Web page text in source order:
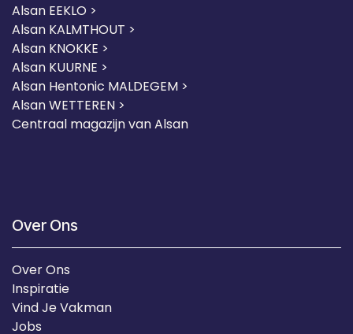
Alsan EEKLO >
Alsan KALMTHOUT >
Alsan KNOKKE >
Alsan KUURNE >
Alsan Hentonic MALDEGEM >
Alsan WETTEREN >
Centraal magazijn van Alsan
Over Ons
Over Ons
Inspiratie
Vind Je Vakman
Jobs